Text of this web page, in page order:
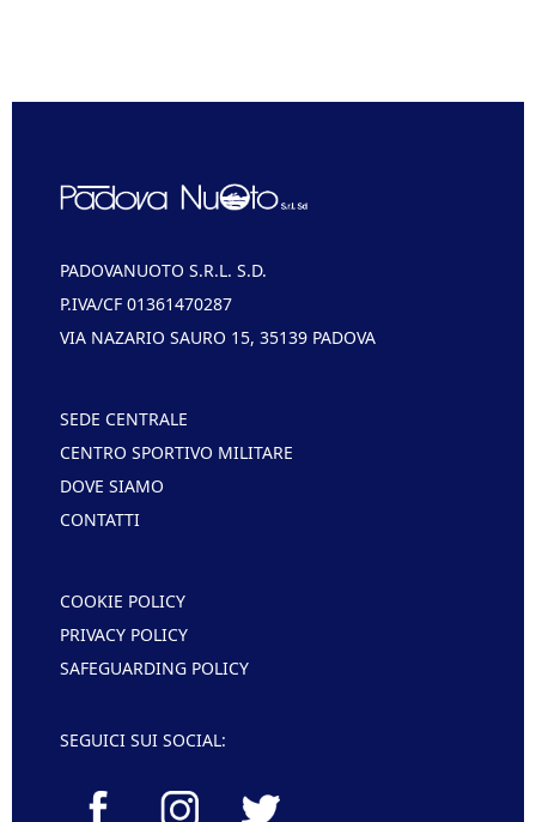
PADOVANUOTO S.R.L. S.D.
P.IVA/CF 01361470287
VIA NAZARIO SAURO 15, 35139 PADOVA
SEDE CENTRALE
CENTRO SPORTIVO MILITARE
DOVE SIAMO
CONTATTI
COOKIE POLICY
PRIVACY POLICY
SAFEGUARDING POLICY
SEGUICI SUI SOCIAL: